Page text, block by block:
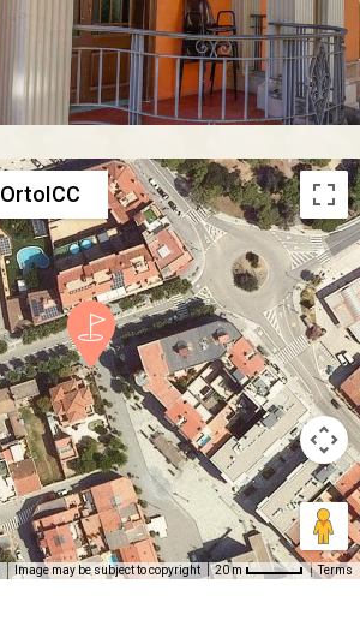
OrtoICC
Image may be subject to copyright 20 m Terms